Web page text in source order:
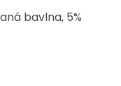
bavlna, 5%